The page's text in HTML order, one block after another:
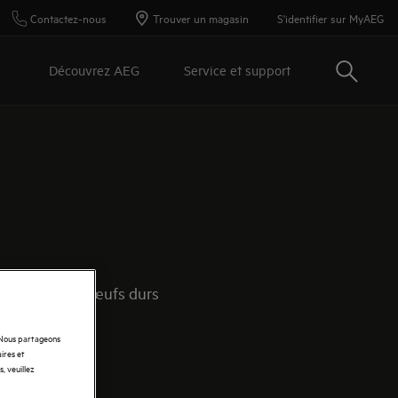
Contactez-nous Trouver un magasin S'identifier sur MyAEG
Découvrez AEG Service et support
préparer les œufs durs
partageons
et
veuillez